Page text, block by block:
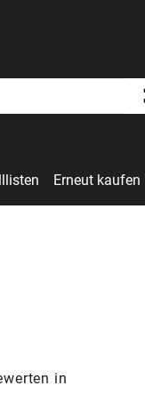
Erneut kaufen
in